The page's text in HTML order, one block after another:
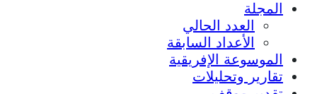
المجلة
العدد الحالي
الأعداد السابقة
الموسوعة الإفريقية
تقارير وتحليلات